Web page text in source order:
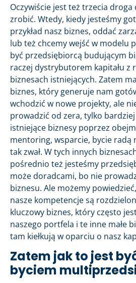
Oczywiście jest też trzecia
zrobić. Wtedy, kiedy jesteśmy
przykład nasz biznes, oddać
lub też chcemy wejść w modelu
być przedsiębiorcą budującym
raczej dystrybutorem kapitału z
biznesach istniejących. Zatem
biznes, który generuje nam
wchodzić w nowe projekty, ale
prowadzić od zera, tylko
istniejące biznesy poprzez
mentoring, wsparcie, bycie radą
tak zwał. W tych innych
pośrednio też jesteśmy
może doradcami, bo nie
biznesu. Ale możemy
nasze kompetencje są
kluczowy biznes, który często
naszego portfela i te inne małe
tam kiełkują w oparciu o nasz
Zatem jak to jest
byciem